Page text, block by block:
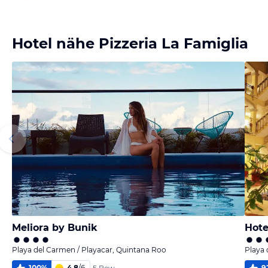
Hotel nähe Pizzeria La Famiglia
Meliora by Bunik
Playa del Carmen / Playacar, Quintana Roo
Playa